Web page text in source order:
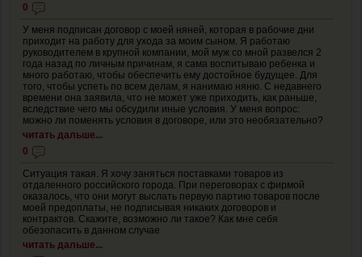
0
У меня подписан договор с моей няней, которая в рабочие дни
приходит на работу для ухода за моим сыном. Я работаю
руководителем в крупной компании, мой муж со мной развелся 2
года назад по личным причинам, я сама воспитываю ребенка и
много работаю, чтобы обеспечить ему достойное будущее. Для
того, чтобы успеть по всем делам, я нанимаю няню. С недавнего
времени она заявила, что не может уже приходить, как раньше,
вследствие чего мы обсудили иные условия. У меня вопрос:
можно ли поменять условия в договоре, или это необязательно?
читать дальше...
0
Ситуация такая. Я хочу заняться поставками товаров из
отдаленного российского города. При переговорах с фирмой
оказалось, что они могут выслать первую партию товаров после
моей предоплаты, не подписывая никаких договоров и
контрактов. Скажите, возможно ли такое? Как мне себя
обезопасить в данном случае
читать дальше...